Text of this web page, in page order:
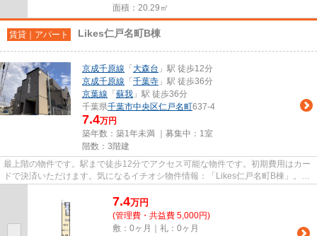
面積：20.29㎡
賃貸｜アパート Likes仁戸名町B棟
京成千原線 「 大森台 」駅 徒歩12分
京成千原線 「 千葉寺 」駅 徒歩36分
京葉線 「 蘇我 」駅 徒歩36分
千葉県千葉市中央区仁戸名町637-4
7.4万円
築年数：築1年未満 ｜募集中： 1室
階数：3階建
最上階の物件です。駅まで徒歩12分でアクセス可能な物件です。初期費用はカー
ドで決済いただけます。気になるイチオシ物件情報：「Likes仁戸名町B棟」。ア
7.4万円
(管理費・共益費 5,000円)
敷：0ヶ月｜礼：0ヶ月